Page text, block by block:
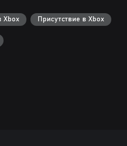
Xbox Присутствие в Xbox